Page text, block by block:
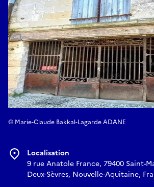
© Marie-Claude Bakkal-Lagarde ADANE
Localisation
9 rue Anatole France, 79400 Saint-
Deux-Sèvres, Nouvelle-Aquitaine,